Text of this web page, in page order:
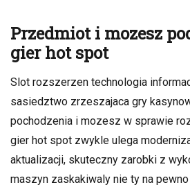
Przedmiot i mozesz
gier hot spot
Slot rozszerzen technologia
sasiedztwo zrzeszajaca gry
pochodzenia i mozesz w sprawie
gier hot spot zwykle ulega
aktualizacji, skuteczny zarobki z
maszyn zaskakiwaly nie ty na